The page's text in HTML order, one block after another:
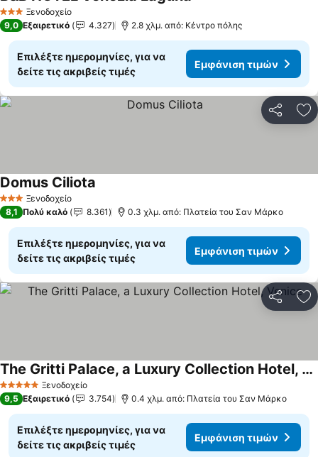
3 ΑστέριαΞενοδοχείο
9,0 Εξαιρετικό 4.327 2.8 χλμ. από: Κέντρο πόλης
Επιλέξτε ημερομηνίες, για να
δείτε τις ακριβείς τιμές
Εμφάνιση τιμών
3 ΑστέριαΞενοδοχείο
Domus Ciliota
8,1 Πολύ καλό 8.361 0.3 χλμ. από: Πλατεία του Σαν Μάρκο
Επιλέξτε ημερομηνίες, για να
δείτε τις ακριβείς τιμές
Εμφάνιση τιμών
5 Αστέρια Ξενοδοχείο
The Gritti Palace, a Luxury Collection Hotel, Venice
Εμφάνιση τιμών
9,5 Εξαιρετικό 3.754 0.4 χλμ. από: Πλατεία του Σαν Μάρκο
Επιλέξτε ημερομηνίες, για να
δείτε τις ακριβείς τιμές
Εμφάνιση τιμών